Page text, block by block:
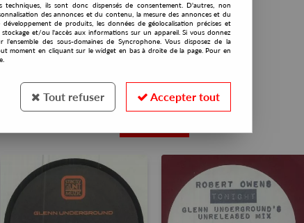
techniques, ils sont donc dispensés de consentement. D'autres, non
des annonces et du contenu, la mesure des annonces et du
de produits, les données de géolocalisation précises et
et/ou l'accès aux informations sur un appareil. Si vous donnez
des sous-domaines de Syncrophone. Vous disposez de la
moment en cliquant sur le widget en bas à droite de la page. Pour en
Tout refuser Accepter tout